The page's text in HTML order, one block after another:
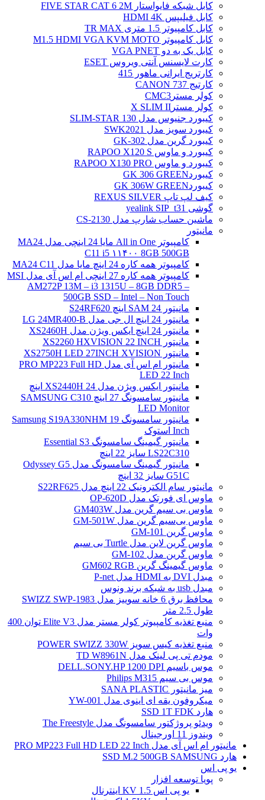
کابل شبکه فایواستار FIVE STAR CAT 6 2M
کابل فیلیپس HDMI 4K
کابل کامپیوتر 1.5 متری TR MAX
کابل کامپیوتر M1.5 HDMI VGA KVM MOTO
کابل یک به دو VGA PNET
کارت لایسنس آنتی ویروس ESET
کارتریج ایرانی ماهور 415
کارتیج 737 CANON
کولر مسترCMC3
کولر مسترX SLIM II
کیبورد جنیوس مدل SLIM-STAR 130
کیبورد سویز مدل SWK2021
کیبورد گرین مدل GK-302
کیبورد و ماوس RAPOO X120 S
کیبورد و ماوس RAPOO X130 PRO
کیبوردGK 306 GREEN
کیبوردGK 306W GREEN
کیف لپ تاپ REXUS SILVER
گوشی yealink SIP_t31
ماشین حساب شارپ مدل CS-2130
مانیتور
کامپیوتر All in One مایا 24 اینچی مدل MA24
C11 i5 ۱۱۴۰۰ 8GB 500GB
کامپیوتر همه کاره 24 اینچ مایا مدل MA24 C11
کامپیوتر همه کاره 27 اینچی ام اس آی مدل MSI
AM272P 13M – i3 1315U – 8GB DDR5 –
500GB SSD – Intel – Non Touch
مانیتور 24 SAM اینچ S24RF620
مانیتور 24 اینچ ال جی مدل LG 24MR400-B
مانیتور 24 اینچ ایکس ویژن مدل XS2460H
مانیتور XS2260 HXVISION 22 INCH
مانیتور XS2750H LED 27INCH XVISION
مانیتور ام اس آی مدل PRO MP223 Full HD
LED 22 Inch
مانیتور ایکس ویژن مدل XS2440H 24 اینچ
مانیتور سامسونگ 27 اینچ SAMSUNG C310
LED Monitor
مانیتور سامسونگ Samsung S19A330NHM 19
Inch استوک
مانیتور گیمینگ سامسونگ Essential S3
LS22C310 سایز 22 اینچ
مانیتور گیمینگ سامسونگ مدل Odyssey G5
G51C سایز 32 اینچ
مانیتور سام الکترونیک 22 اینچ مدل S22RF625
ماوس ای فورتک مدل OP-620D
ماوس بی سیم گرین مدل GM403W
ماوس بی‌سیم گرین مدل GM-501W
ماوس گرین GM-101
ماوس گرین لاین مدل Turtle بی سیم
ماوس گرین مدل GM-102
ماوس گیمینگ گرین GM602 RGB
مبدل DVI به HDMI مدل P-net
مبدل usb به شبکه برند ونوس
محافظ برق 6 خانه سوییز مدل SWIZZ SWP-1983
طول 2.5 متر
منبع تغذیه کامپیوتر کولر مستر مدل Elite V3 توان 400
وات
منبع تغذیه کیس سویز POWER SWIZZ 330W
مودم تی پی لینک مدل TD W8961N
موس باسیم DELL.SONY.HP 1200 DPI
موس بی سیم Philips M315
میز مانیتور SANA PLASTIC
میکروفون یقه ای اینوی مدل YW-001
هارد SSD 1T FDK
ویدئو پروژکتور سامسونگ مدل The Freestyle
ویندوز 11 اورجینال
مانیتور ام اس آی مدل PRO MP223 Full HD LED 22 Inch
هارد SSD M.2 500GB SAMSUNG
یو پی اس
پویا توسعه افزار
یو پی اس 1.5 KV اینترنال